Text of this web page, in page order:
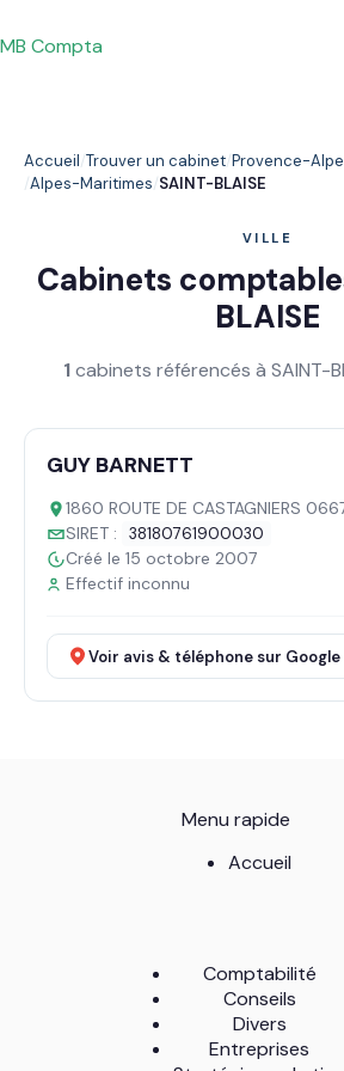
au
contenu
MB Compta
Accueil Trouver un cabinet Provence-
Alpes-Maritimes SAINT-BLAISE
VILLE
Cabinets
BLAISE
1cabinets référencés à SAINT-
GUY BARNETT
1860 ROUTE DE CASTAGNIERS
SIRET :
38180761900030
Créé le 15 octobre 2007
Effectif inconnu
Voir avis & téléphone sur Google
Menu rapide
Accueil
Comptabilité
Conseils
Divers
Entreprises